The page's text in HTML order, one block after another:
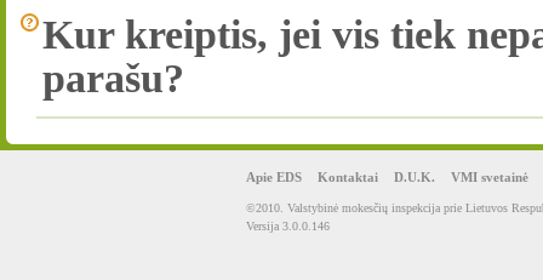
Kur kreiptis, jei vis tiek
parašu?
Apie EDS Kontaktai D.U.K. VMI svetainė
©2010. Valstybinė mokesčių inspekcija prie Lietuvos
Versija 3.0.0.146